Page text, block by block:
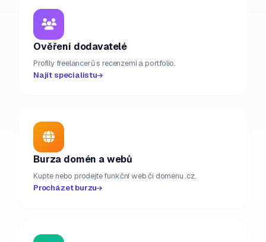
Ověření dodavatelé
Profily freelancerů s recenzemi a portfolio.
Najít specialistu
Burza domén a webů
Kupte nebo prodejte funkční web či doménu .cz.
Procházet burzu